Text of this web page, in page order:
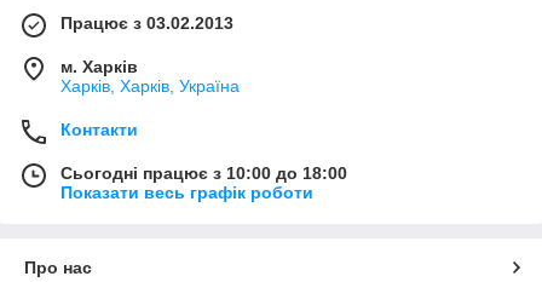
Працює з 03.02.2013
м. Харків
Харків, Харків, Україна
Контакти
Сьогодні працює з 10:00 до 18:00
Показати весь графік роботи
Про нас